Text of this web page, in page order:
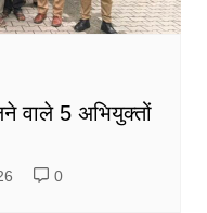
वाले 5 अभियुक्तों
0